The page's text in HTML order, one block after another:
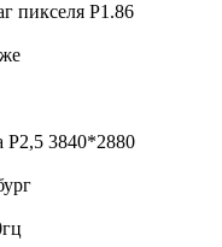
пикселя P1.86
P2,5 3840*2880